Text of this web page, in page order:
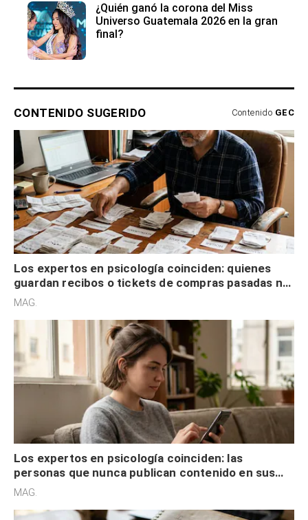
¿Quién ganó la corona del Miss
Universo Guatemala 2026 en la gran
final?
CONTENIDO SUGERIDO Contenido GEC
Los expertos en psicología coinciden: quienes
guardan recibos o tickets de compras pasadas no
son acumuladores, sino que tienen necesidad de
MAG.
Los expertos en psicología coinciden: las
personas que nunca publican contenido en sus
redes sociales no pretenden buscar validación
MAG.